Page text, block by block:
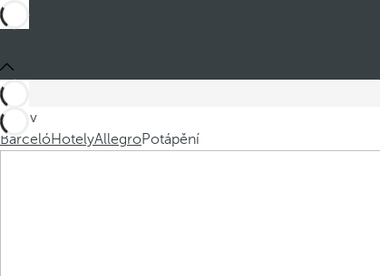
Jste v
BarcelóHotelyAllegroPotápění